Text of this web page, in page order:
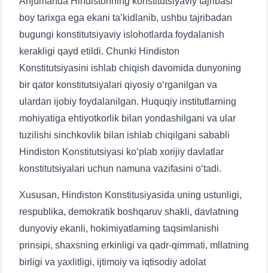
boy tarixga ega ekani ta’kidlanib, ushbu tajribadan
bugungi konstitutsiyaviy islohotlarda foydalanish
kerakligi qayd etildi. Chunki Hindiston
Konstitutsiyasini ishlab chiqish davomida dunyoning
bir qator konstitutsiyalari qiyosiy oʻrganilgan va
ulardan ijobiy foydalanilgan. Huquqiy institutlarning
mohiyatiga ehtiyotkorlik bilan yondashilgani va ular
tuzilishi sinchkovlik bilan ishlab chiqilgani sababli
Hindiston Konstitutsiyasi koʻplab xorijiy davlatlar
konstitutsiyalari uchun namuna vazifasini oʻtadi.
Xususan, Hindiston Konstitusiyasida uning ustunligi,
respublika, demokratik boshqaruv shakli, davlatning
dunyoviy ekanli, hokimiyatlarning taqsimlanishi
prinsipi, shaxsning erkinligi va qadr-qimmati, mllatning
birligi va yaxlitligi, ijtimoiy va iqtisodiy adolat